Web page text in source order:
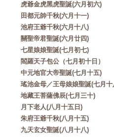
虎爺金虎黑虎聖誕(六月初六)
田都元帥千秋(六月十一)
池府王爺千秋(六月十八)
關聖帝君聖誕(六月廿四)
七星娘娘聖誕(七月初七)
閻羅天子包公（七月初十日）
中元地官大帝聖誕(七月十五)
瑤池金母／王母娘娘聖誕(七月十
地藏王菩薩佛辰(七月三十)
月下老人(八月十五日)
朱府王爺千秋(八月十五)
九天玄女聖誕(八月十八)